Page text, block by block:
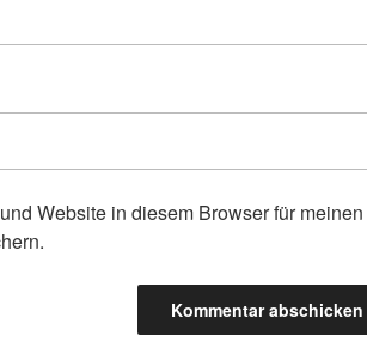
Website in diesem Browser für meinen